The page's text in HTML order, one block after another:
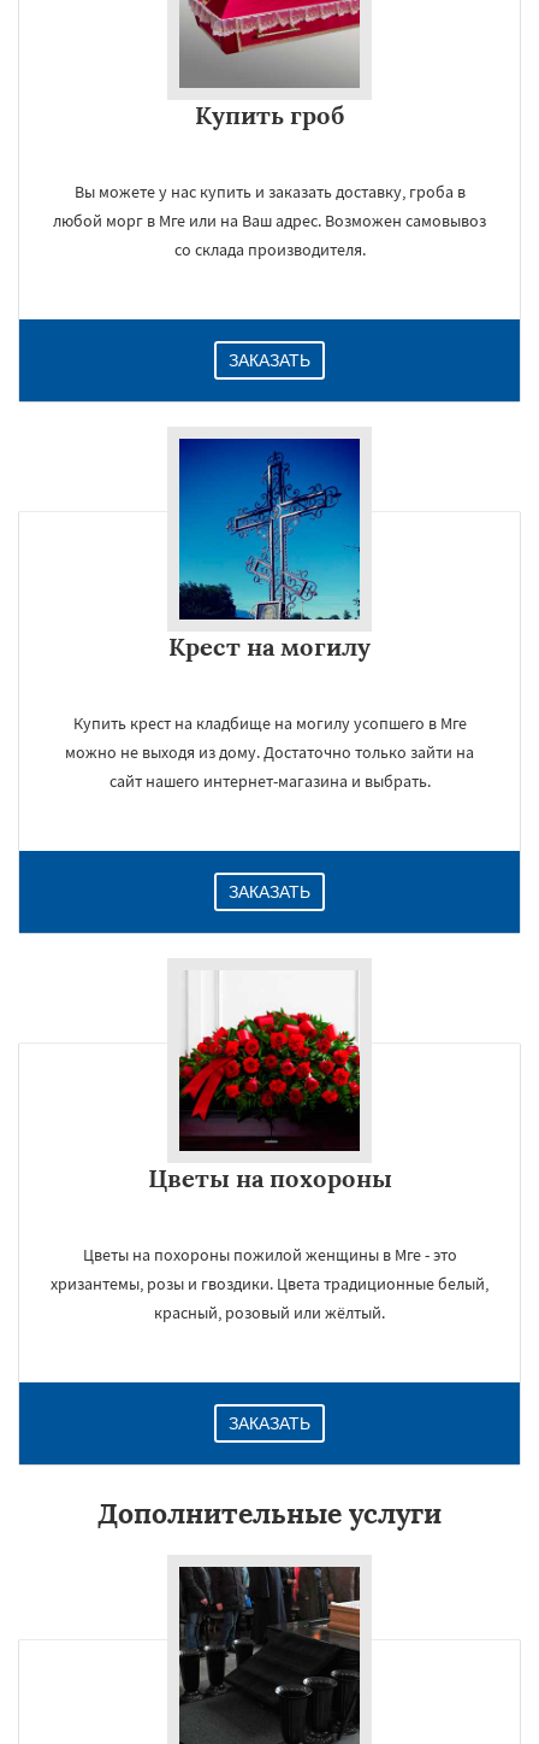
Купить гроб
Вы можете у нас купить и заказать доставку, гроба в
любой морг в Мге или на Ваш адрес. Возможен самовывоз
со склада производителя.
ЗАКАЗАТЬ
Крест на могилу
Купить крест на кладбище на могилу усопшего в Мге
можно не выходя из дому. Достаточно только зайти на
сайт нашего интернет-магазина и выбрать.
ЗАКАЗАТЬ
Цветы на похороны
Цветы на похороны пожилой женщины в Мге - это
хризантемы, розы и гвоздики. Цвета традиционные белый,
красный, розовый или жёлтый.
ЗАКАЗАТЬ
Дополнительные услуги